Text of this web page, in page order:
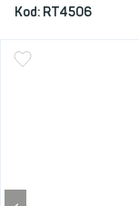
Kod: RT4506